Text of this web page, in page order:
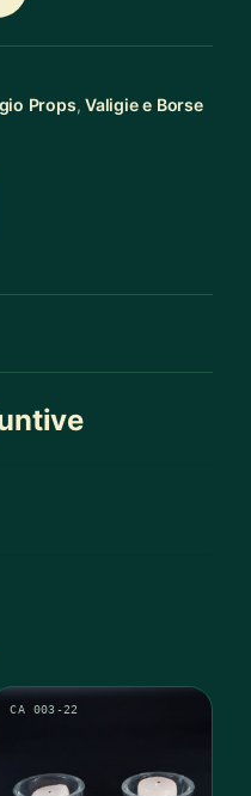
Props,Valigie e Borse
CA 003-22